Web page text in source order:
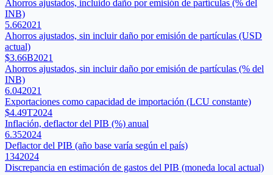
Ahorros ajustados, incluido daño por emisión de partículas (% del
INB)
5.662021
Ahorros ajustados, sin incluir daño por emisión de partículas (USD
actual)
$3.66B2021
Ahorros ajustados, sin incluir daño por emisión de partículas (% del
INB)
6.042021
Exportaciones como capacidad de importación (LCU constante)
$4.49T2024
Inflación, deflactor del PIB (%) anual
6.352024
Deflactor del PIB (año base varía según el país)
1342024
Discrepancia en estimación de gastos del PIB (moneda local actual)